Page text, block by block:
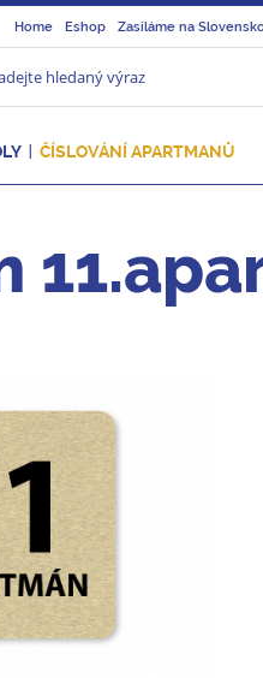
Home Eshop Zasíláme na
ČÍSLOVÁNÍ APARTMANŮ